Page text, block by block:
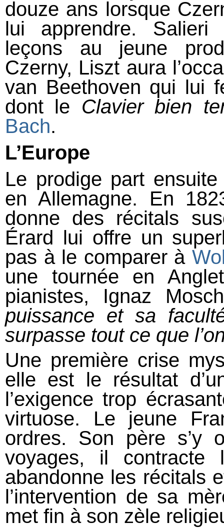
douze ans lorsque
lui apprendre. Salieri
leçons au jeune
Czerny, Liszt aura
van Beethoven qui lui
dont le Clavier bien
Bach.
L’Europe
Le prodige part
en Allemagne. En
donne des récitals
Érard lui offre un
pas à le comparer à
une tournée en
pianistes, Ignaz
puissance et sa
surpasse tout ce que
Une première crise
elle est le résultat
l’exigence trop
virtuose. Le jeune
ordres. Son père s’y
voyages, il
abandonne les récitals
l’intervention de sa
met fin à son zèle